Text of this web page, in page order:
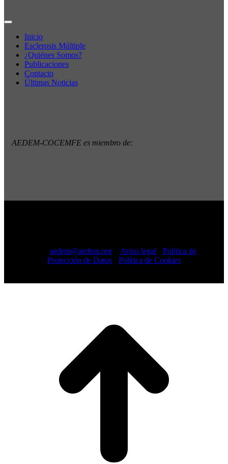
Inicio
Esclerosis Múltiple
¿Quiénes Somos?
Publicaciones
Contacto
Últimas Noticias
AEDEM-COCEMFE es miembro de:
aedem@aedem.org// Aviso legal
Política de
Protección de Datos
Política de Cookies